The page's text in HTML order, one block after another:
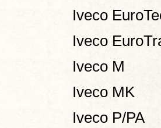
Iveco
Iveco
Iveco M
Iveco MK
Iveco P/PA